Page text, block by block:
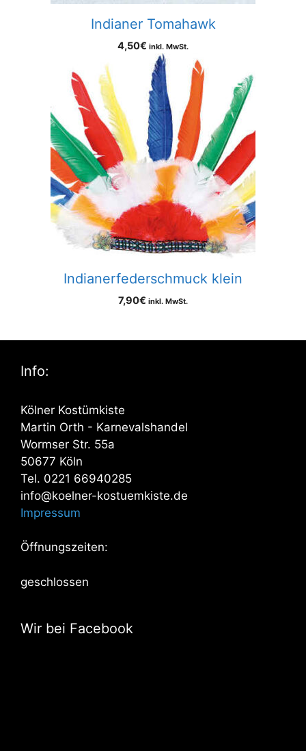
Indianer Tomahawk
4,50€ inkl. MwSt.
Indianerfederschmuck klein
7,90€ inkl. MwSt.
Info:
Kölner Kostümkiste
Martin Orth - Karnevalshandel
Wormser Str. 55a
50677 Köln
Tel. 0221 66940285
info@koelner-kostuemkiste.de
Impressum
Öffnungszeiten:
geschlossen
Wir bei Facebook